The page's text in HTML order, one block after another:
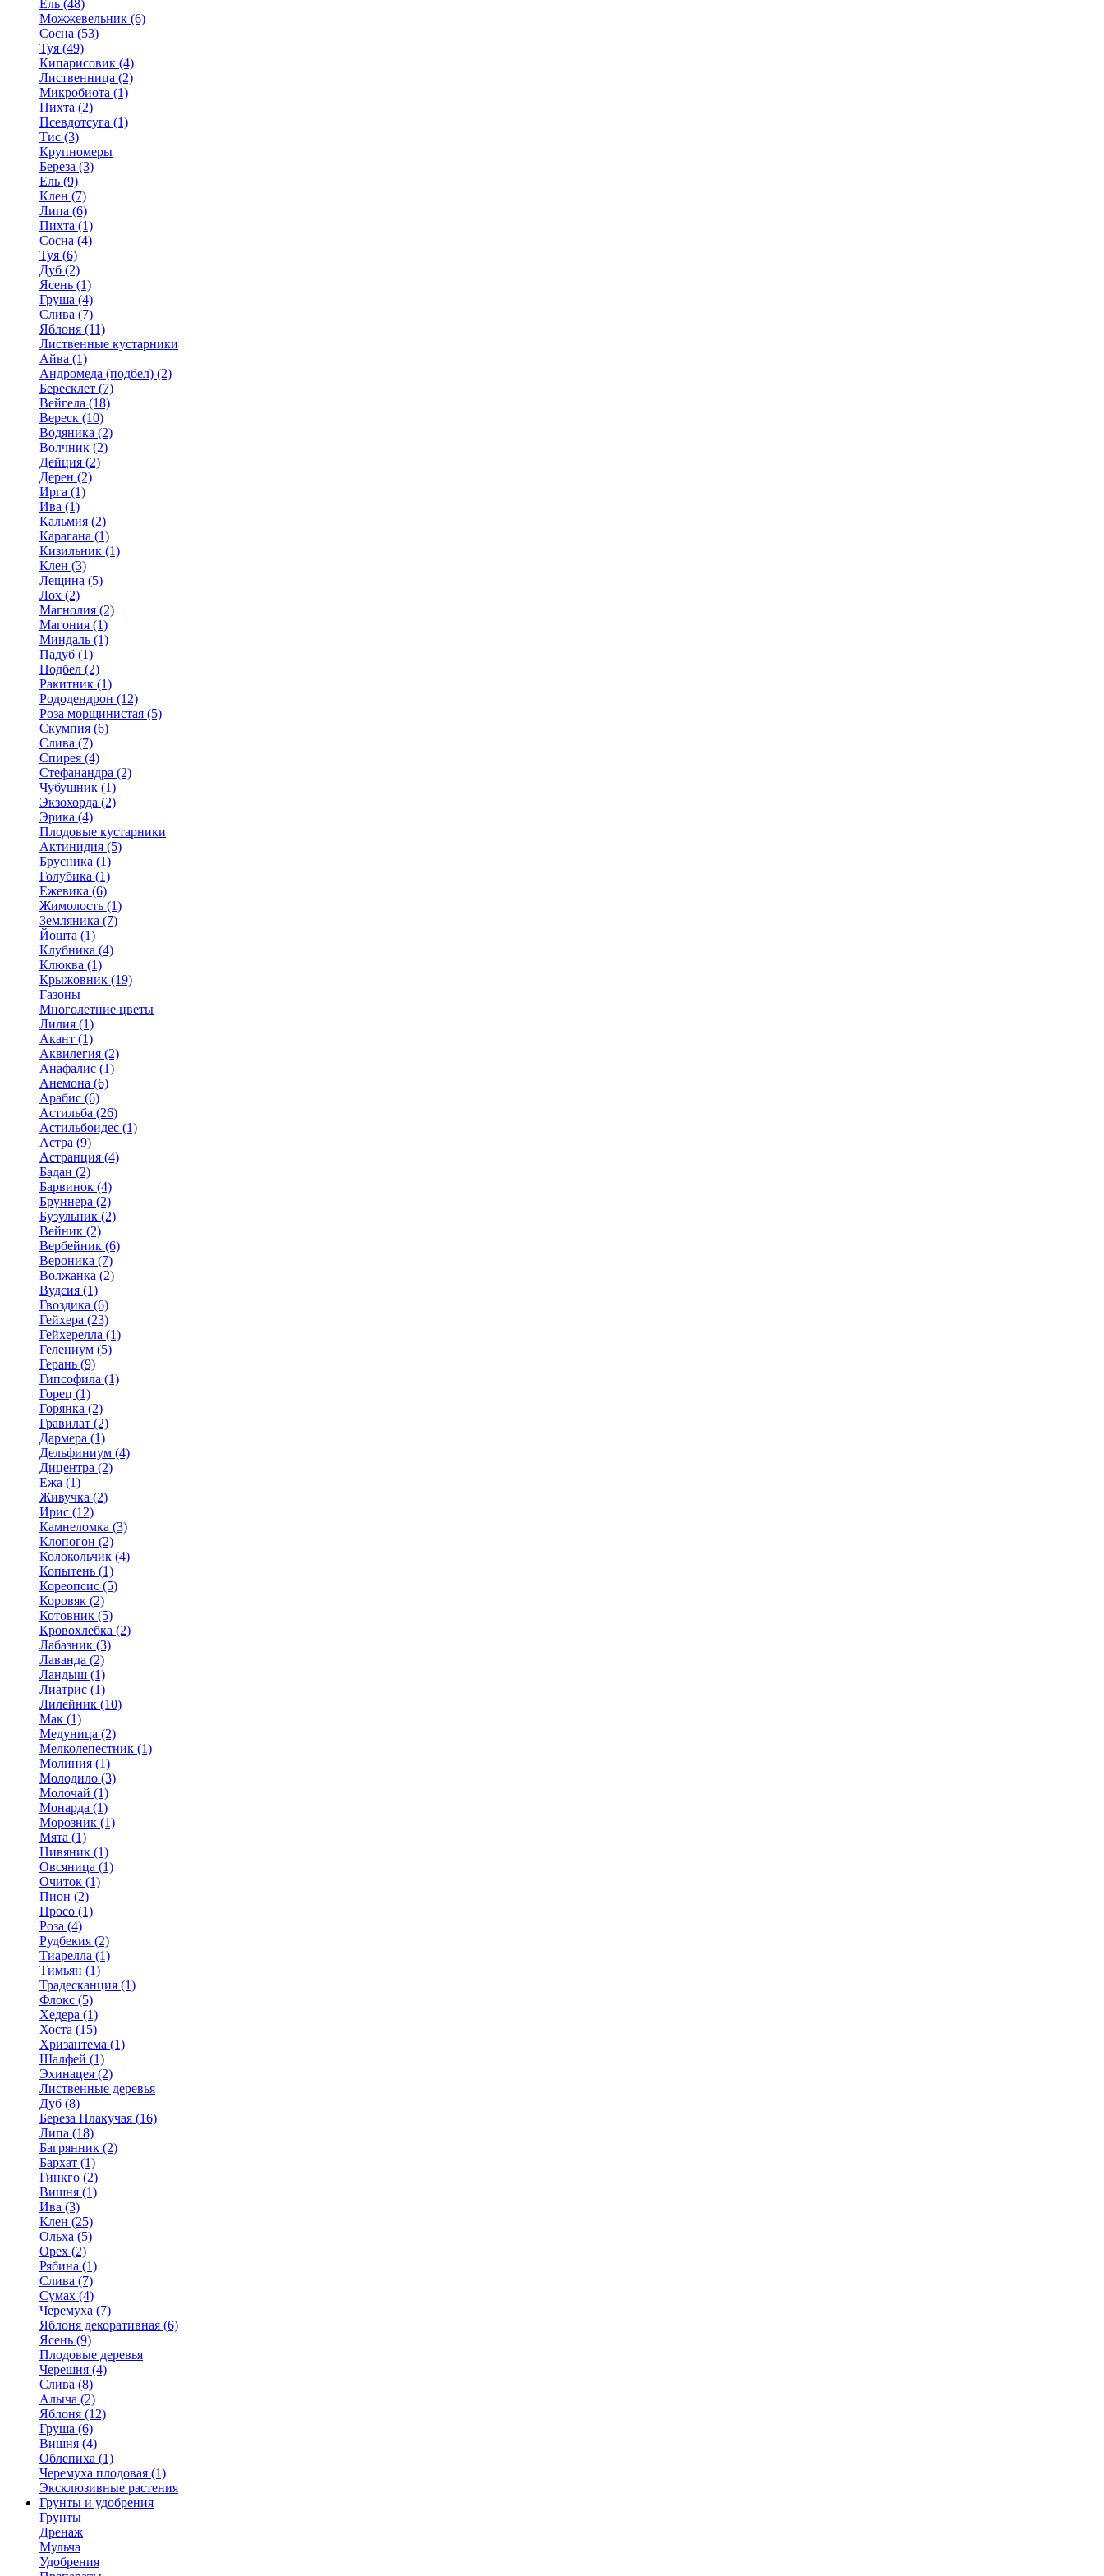
Ель (48)
Можжевельник (6)
Сосна (53)
Туя (49)
Кипарисовик (4)
Лиственница (2)
Микробиота (1)
Пихта (2)
Псевдотсуга (1)
Тис (3)
Крупномеры
Береза (3)
Ель (9)
Клен (7)
Липа (6)
Пихта (1)
Сосна (4)
Туя (6)
Дуб (2)
Ясень (1)
Груша (4)
Слива (7)
Яблоня (11)
Лиственные кустарники
Айва (1)
Андромеда (подбел) (2)
Бересклет (7)
Вейгела (18)
Вереск (10)
Водяника (2)
Волчник (2)
Дейция (2)
Дерен (2)
Ирга (1)
Ива (1)
Кальмия (2)
Карагана (1)
Кизильник (1)
Клен (3)
Лещина (5)
Лох (2)
Магнолия (2)
Магония (1)
Миндаль (1)
Падуб (1)
Подбел (2)
Ракитник (1)
Рододендрон (12)
Роза морщинистая (5)
Скумпия (6)
Слива (7)
Спирея (4)
Стефанандра (2)
Чубушник (1)
Экзохорда (2)
Эрика (4)
Плодовые кустарники
Актинидия (5)
Брусника (1)
Голубика (1)
Ежевика (6)
Жимолость (1)
Земляника (7)
Йошта (1)
Клубника (4)
Клюква (1)
Крыжовник (19)
Газоны
Многолетние цветы
Лилия (1)
Акант (1)
Аквилегия (2)
Анафалис (1)
Анемона (6)
Арабис (6)
Астильба (26)
Астильбоидес (1)
Астра (9)
Астранция (4)
Бадан (2)
Барвинок (4)
Бруннера (2)
Бузульник (2)
Вейник (2)
Вербейник (6)
Вероника (7)
Волжанка (2)
Вудсия (1)
Гвоздика (6)
Гейхера (23)
Гейхерелла (1)
Гелениум (5)
Герань (9)
Гипсофила (1)
Горец (1)
Горянка (2)
Гравилат (2)
Дармера (1)
Дельфиниум (4)
Дицентра (2)
Ежа (1)
Живучка (2)
Ирис (12)
Камнеломка (3)
Клопогон (2)
Колокольчик (4)
Копытень (1)
Кореопсис (5)
Коровяк (2)
Котовник (5)
Кровохлебка (2)
Лабазник (3)
Лаванда (2)
Ландыш (1)
Лиатрис (1)
Лилейник (10)
Мак (1)
Медуница (2)
Мелколепестник (1)
Молиния (1)
Молодило (3)
Молочай (1)
Монарда (1)
Морозник (1)
Мята (1)
Нивяник (1)
Овсяница (1)
Очиток (1)
Пион (2)
Просо (1)
Роза (4)
Рудбекия (2)
Тиарелла (1)
Тимьян (1)
Традесканция (1)
Флокс (5)
Хедера (1)
Хоста (15)
Хризантема (1)
Шалфей (1)
Эхинацея (2)
Лиственные деревья
Дуб (8)
Береза Плакучая (16)
Липа (18)
Багрянник (2)
Бархат (1)
Гинкго (2)
Вишня (1)
Ива (3)
Клен (25)
Ольха (5)
Орех (2)
Рябина (1)
Слива (7)
Сумах (4)
Черемуха (7)
Яблоня декоративная (6)
Ясень (9)
Плодовые деревья
Черешня (4)
Слива (8)
Алыча (2)
Яблоня (12)
Груша (6)
Вишня (4)
Облепиха (1)
Черемуха плодовая (1)
Эксклюзивные растения
Грунты и удобрения
Грунты
Дренаж
Мульча
Удобрения